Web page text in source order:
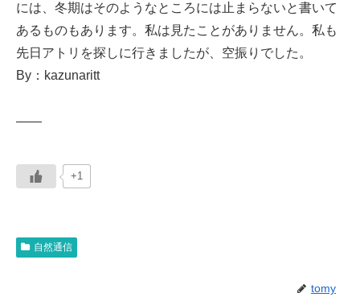
には、冬期はそのようなところには止まらないと書いて
あるものもあります。私は見たことがありません。私も
先日アトリを探しに行きましたが、空振りでした。
By：kazunaritt
——
+1
自然通信
tomy